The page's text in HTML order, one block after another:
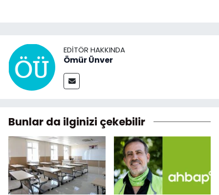
EDITÖR HAKKINDA
Ömür Ünver
Bunlar da ilginizi çekebilir